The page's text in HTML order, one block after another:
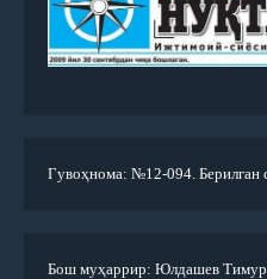
Гувоҳнома: №12-094. Берилган
Бош муҳаррир: Юлдашев